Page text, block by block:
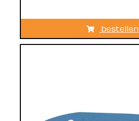
bestellen